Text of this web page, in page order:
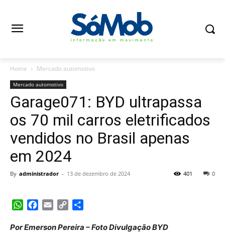
Home Mercado automotivo
Mercado automotivo
Garage071: BYD ultrapassa
os 70 mil carros eletrificados
vendidos no Brasil apenas
em 2024
By administrador - 13 de dezembro de 2024 0
401
WhatsApp
Facebook
Email Copy
Por Emerson Pereira – Foto Divulgação BYD